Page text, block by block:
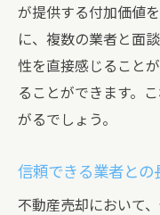
が提供する付加価値
に、複数の業者と面
性を直接感じること
ることができます。
がるでしょう。
信頼できる業者との
不動産売却において